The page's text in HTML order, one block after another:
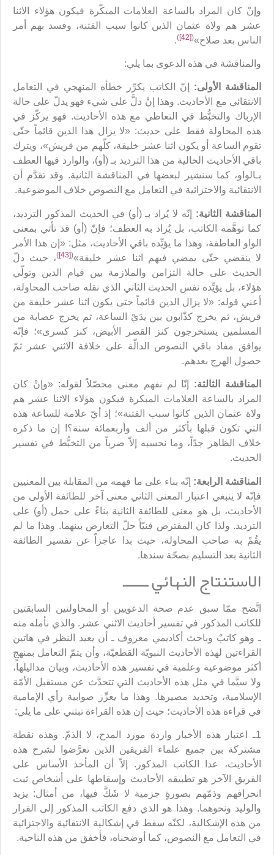
وإنْ كان المراد بالساعة العلامات المبكّرة فيكون هؤلاء الاثنا
عشر هم ولاة عثمان الذين كانوا سبب الفتنة، وفسد بهم أمر
الناس بعد صلاح»(
[42]
)
.
والمناقشة في هذه الدعوى بما يلي:
المناقشة الأولى:
إنّ الكاتب يكرِّر خطأه المنهجي في التعامل
الانتقائي مع الأحاديث. وهذا إنْ دلَّ على شيء فهو يدلّ على حالة
الإرباك والتخبُّط في التعاطي مع هذه الأحاديث. فهو يركّز في
هذه المحاولة فقط على حديث: «لا يزال هذا الدين قائماً حتّى
تقوم الساعة أو يكون اثنا عشر خليفة، كلّهم من قريش»، ويترك
باقي الأحاديث الخالية من هذا الترديد بـ (أو)، والوارد فيها العطف
بـالواو، كما سنشير لبعضها في المناقشة الثانية. وقد تقدَّم أن
الانتقائية والاجتزائية في التعامل مع النصوص خلاف الموضوعية.
المناقشة الثانية: إنّه لا يُراد بـ (أو) في الحديث المذكور الترديد،
كما توهَّمه الكاتب، بل يُراد به العطف؛ فإنّ (أو) قد تأتي بمعنى
الواو العاطفة، وهذا ما يؤيِّده باقي الأحاديث، مثل: «إن هذا الأمر
لا ينقضي حتّى يمضي فيهم اثنا عشر خليفة»(
[43]
)، حيث دلّ
الحديث على حالة التزامن والملازمة بين قيام الدين وتولّي
هؤلاء، بل يؤيِّده نفس الحديث الثاني الذي نقله صاحب المحاولة،
أعني قوله: «لا يزال الدين قائماً حتى يكون اثنا عشر خليفة من
قريش، ثم يخرج كذّابون بين يدَيْ الساعة، ثم يخرج عصابة من
المسلمين يستخرجون كنز القصر الأبيض، كنز كسرى»؛ فإنّه
يوافق مفاد باقي النصوص الدالّة على خلافة الاثني عشر ثمّ
حصول الهرج بعدهم.
المناقشة الثالثة:
إنّا لم نفهم معنى محصّلاً لقوله: «وإنْ كان
المراد بالساعة العلامات المبكرة فيكون هؤلاء الاثنا عشر هم
ولاة عثمان الذين كانوا سبب الفتنة»؛ إذ أيّ علامة للساعة هذه
التي تكون قبلها بأكثر من ألف وأربعمائة سنة؟! إن ما ذكره
خلاف الظاهر جدّاً، وما نحسبه إلاّ ضرباً من التخبُّط في تفسير
الحديث.
المناقشة الرابعة: إنّه بناء على ما فهمه من المقابلة بين المعنيين
فإنّه لا ينبغي اعتبار المعنى الثاني معنى آخر للطائفة الأولى من
الأحاديث، بل هو معنى للطائفة الثانية بناءً على حمل (أو) على
الترديد. ولذا كان المفترض فنيّاً حلّ التعارض بينهما. وهذا ما لم
يقُمْ به صاحب المحاولة، حيث بدا عاجزاً عن تفسير الطائفة
الثانية بعد التسليم بصحّة سندها.
الاستنتاج النهائي ــــــ
اتَّضح ممّا سبق عدم صحة الدعويين أو المحاولتين السابقتين
للكاتب المذكور في تفسير أحاديث الاثني عشر. والذي نأمله منه
ـ وهو كاتبٌ وباحث أكاديمي معروف ـ أن يعيد النظر في هاتين
القراءتين لهذه الأحاديث النبويّة القطعيّة، وأن يتمّ التعامل بمنهجٍ
أكثر موضوعية وعلمية في تفسير هذه الأحاديث، وبيان مداليلها،
ولا سيَّما في مثل هذه الأحاديث التي تتحدَّث عن مستقبل الأمّة
الإسلامية، وتحديد مصيرها. وهذا ما يعزِّز صوابية رأي الإمامية
في قراءة هذه الأحاديث؛ حيث إن هذه القراءة تبتني على ما يلي:
1ـ اعتبار هذه الأخبار واردة مورد المدح، لا الذمّ. وهذه نقطة
مشتركة بين جميع علماء الفريقين الذين تعرَّضوا لشرح هذه
الأحاديث، عدا الكاتب المذكور. إلاّ أن المأخذ الأساس على
الفريق الآخر هو تطبيقه الأحاديث وإسقاطها على أشخاص ثبت
انحرافهم وذمّهم بصورةٍ جزمية لا شَكَّ فيها، من أمثال: يزيد
والوليد ونحوهما. وهذا هو الذي دفع الكاتب المذكور إلى الفرار
من هذه الإشكالية، لكنّه سقط في إشكالية الانتقائية والاجتزائية
في التعامل مع النصوص، كما أوضحناه، فأخفق من هذه الناحية.